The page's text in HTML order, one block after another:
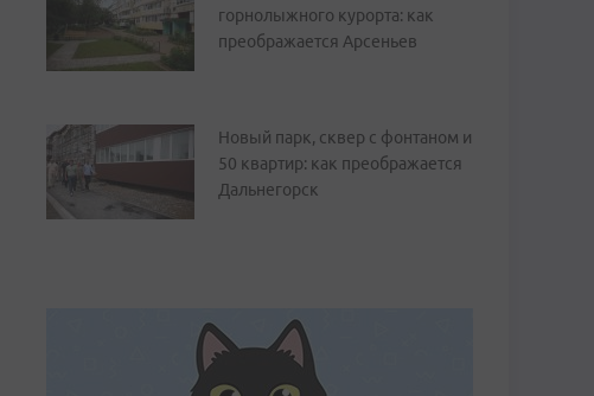
горнолыжного курорта: как
преображается Арсеньев
Новый парк, сквер с фонтаном и
50 квартир: как преображается
Дальнегорск